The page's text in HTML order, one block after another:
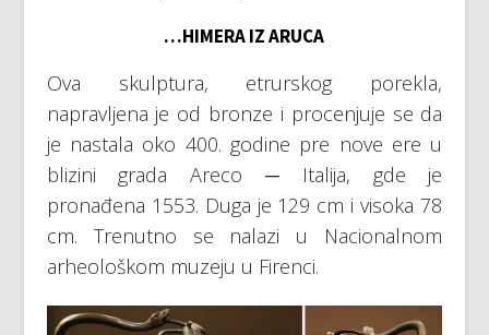
…HIMERA IZ ARUCA
Ova skulptura, etrurskog porekla,
napravljena je od bronze i procenjuje se da
je nastala oko 400. godine pre nove ere u
blizini grada Areco ─ Italija, gde je
pronađena 1553. Duga je 129 cm i visoka 78
cm. Trenutno se nalazi u Nacionalnom
arheološkom muzeju u Firenci.